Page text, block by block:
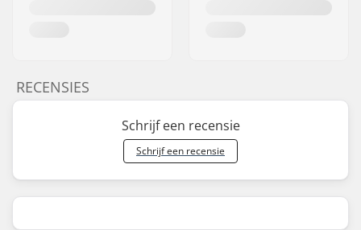
RECENSIES
Schrijf een recensie
Schrijf een recensie